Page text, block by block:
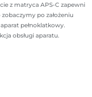
z matryca APS-C zapewni
po założeniu
pełnoklatkowy.
obsługi aparatu.